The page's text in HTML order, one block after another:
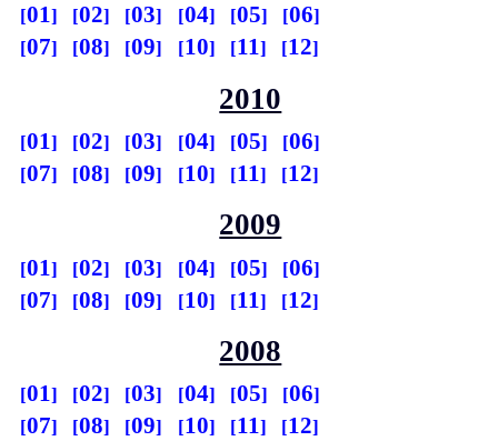
01 02 03 04 05
06
07
08 09 10 11 12
2010
01 02 03 04 05
06
07
08 09 10 11 12
2009
01 02 03 04 05
06
07
08 09 10 11 12
2008
01 02 03 04 05
06
07
08 09 10 11 12